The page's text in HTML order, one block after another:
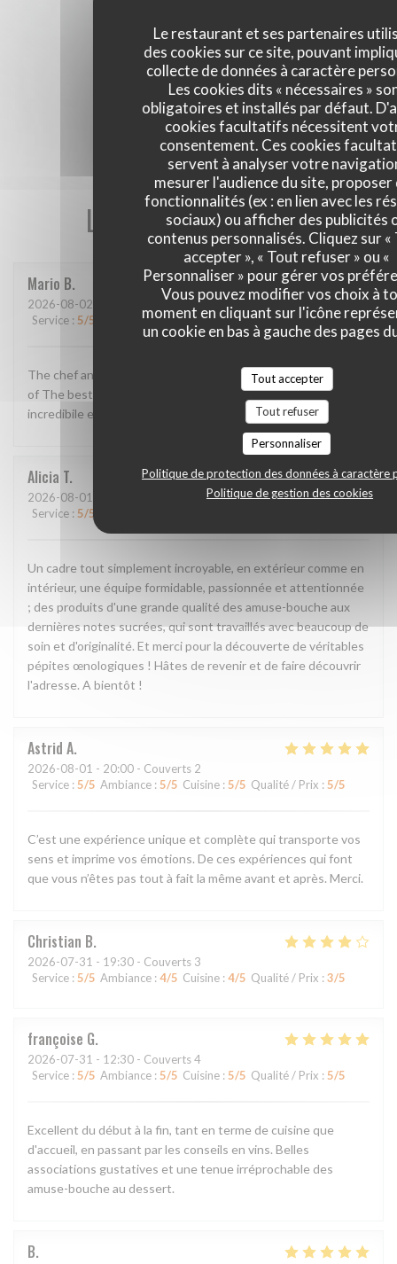
Le restaurant et ses partenaires
des cookies sur ce site, pouvant
collecte de données à caractère
Les cookies dits « nécessaires »
obligatoires et installés par défaut.
cookies facultatifs nécessitent
consentement. Ces cookies
servent à analyser votre
mesurer l'audience du site, proposer
fonctionnalités (ex : en lien avec les
sociaux) ou afficher des publicités
contenus personnalisés. Cliquez sur «
accepter », « Tout refuser » ou «
Personnaliser » pour gérer vos
Vous pouvez modifier vos choix à
moment en cliquant sur l'icône
un cookie en bas à gauche des pages
Tout accepter
Tout refuser
Personnaliser
Politique de protection des données à caractère
Politique de gestion des cookies
Les avis de nos clients
Mario B
2026-08-02 - 13:00 - Couverts 2
Service : 5/5 Ambiance:4/5 Cuisine :5/5 Qualité / Prix:4/5
The chef and The staff super super super The location One
of The best in France The food AMAZING!!! Thank u for this
incredibile experience!!
Alicia T
2026-08-01
Service : 5/5
Un cadre tout simplement incroyable, en extérieur comme en
intérieur, une équipe formidable, passionnée et attentionnée
; des produits d'une grande qualité des amuse-bouche aux
dernières notes sucrées, qui sont travaillés avec beaucoup de
soin et d'originalité. Et merci pour la découverte de véritables
pépites œnologiques ! Hâtes de revenir et de faire découvrir
l'adresse. A bientôt !
Astrid A
2026-08-01 - 20:00 - Couverts 2
Service : 5/5 Ambiance : 5/5 Cuisine : 5/5 Qualité / Prix : 5/5
C’est une expérience unique et complète qui transporte vos
sens et imprime vos émotions. De ces expériences qui font
que vous n’êtes pas tout à fait la même avant et après. Merci.
Christian B
2026-07-31 - 19:30 - Couverts 3
Service : 5/5 Ambiance : 4/5 Cuisine : 4/5 Qualité / Prix : 3/5
françoise G
2026-07-31 - 12:30 - Couverts 4
Service : 5/5 Ambiance : 5/5 Cuisine : 5/5 Qualité / Prix : 5/5
Excellent du début à la fin, tant en terme de cuisine que
d'accueil, en passant par les conseils en vins. Belles
associations gustatives et une tenue irréprochable des
amuse-bouche au dessert.
B